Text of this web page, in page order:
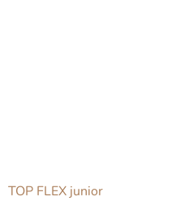
TOP FLEX junior